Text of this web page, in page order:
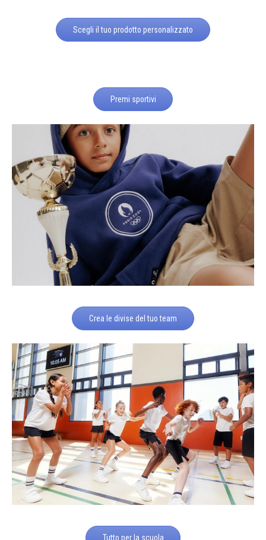
Scegli il tuo prodotto personalizzato
Premi sportivi
Crea le divise del tuo team
Tutto per la scuola